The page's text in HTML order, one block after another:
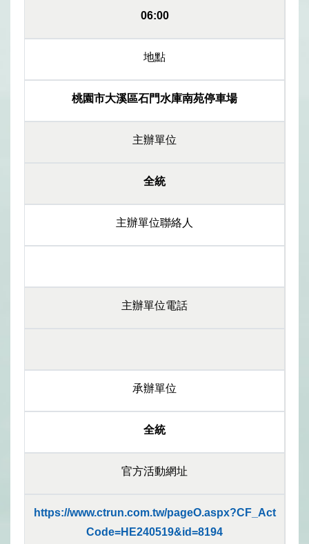
06:00
地點
桃園市大溪區石門水庫南苑停車場
主辦單位
全統
主辦單位聯絡人
主辦單位電話
承辦單位
全統
官方活動網址
https://www.ctrun.com.tw/pageO.aspx?CF_Act
Code=HE240519&id=8194